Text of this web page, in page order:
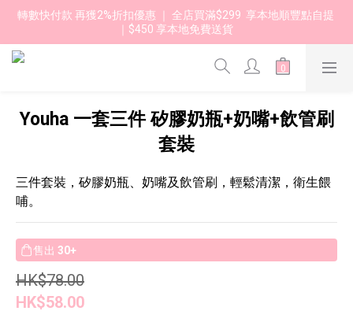
轉數快付款 再獲2%折扣優惠 ｜ 全店買滿$299  享本地順豐點自提
｜$450 享本地免費送貨
Youha 一套三件 矽膠奶瓶+奶嘴+飲管刷
套裝
三件套裝，矽膠奶瓶、奶嘴及飲管刷，輕鬆清潔，衛生餵
哺。
售出 30+
HK$78.00
HK$58.00